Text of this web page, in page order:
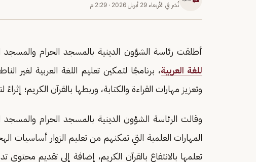
نُشر في الأربعاء 29 أبريل 2026 · 2:29 م
أطلقت رئاسة الشؤون الدينية بالمسجد الحرام والمسجد
للغة العربية، برنامجًا لتمكين تعليم اللغة العربية لغير
وتعزيز مهارات القراءة والكتابة، وربطها بالقرآن الكريم؛
وقالت الرئاسة الشؤون الدينية بالمسجد الحرام
المهارات العلمية التي تمكنهم من تعليم الزوار أساسيات
تعلمها بالانتفاع بالقرآن الكريم، إضافة إلى تقديم محتوى